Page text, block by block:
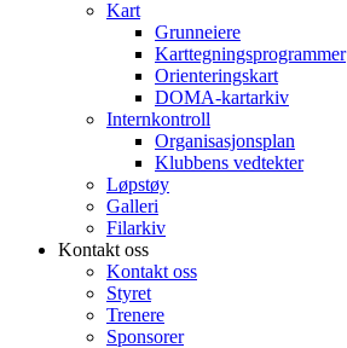
Kart
Grunneiere
Karttegningsprogrammer
Orienteringskart
DOMA-kartarkiv
Internkontroll
Organisasjonsplan
Klubbens vedtekter
Løpstøy
Galleri
Filarkiv
Kontakt oss
Kontakt oss
Styret
Trenere
Sponsorer